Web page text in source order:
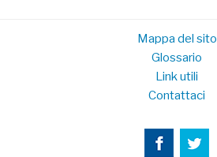
Mappa del sito
Glossario
Link utili
Contattaci